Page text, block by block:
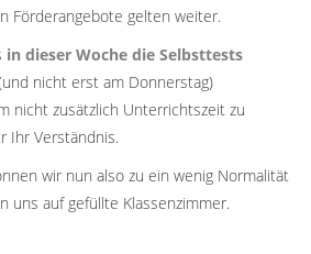
Förderangebote gelten weiter.
in dieser Woche die Selbsttests
nicht erst am Donnerstag)
nicht zusätzlich Unterrichtszeit zu
Ihr Verständnis.
wir nun also zu ein wenig Normalität
uns auf gefüllte Klassenzimmer.